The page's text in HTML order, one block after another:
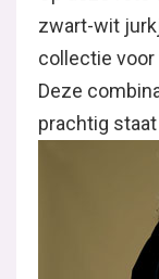
zwart-wit
collectie voor
Deze
prachtig